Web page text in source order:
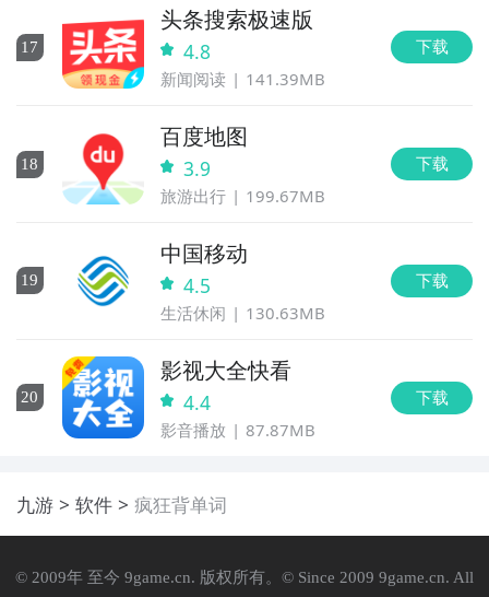
17
头条搜索极速版
4.8
新闻阅读 141.39MB
下载
18
百度地图
3.9
旅游出行 199.67MB
下载
19
中国移动
4.5
生活休闲 130.63MB
下载
20
影视大全快看
4.4
影音播放 87.87MB
下载
九游 软件 疯狂背单词
© 2009年 至今 9game.cn. 版权所有。© Since 2009 9game.cn. All